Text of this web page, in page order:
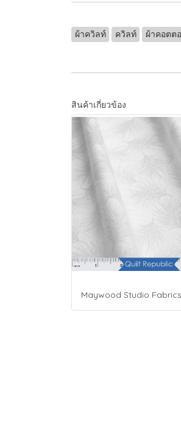
ผ้าควิลท์ ควิลท์ ผ้าคอตต
สินค้าเกี่ยวข้อง